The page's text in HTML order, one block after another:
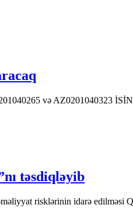
və AZ0201040323 İSİN
təsdiqləyib
risklərinin idarə edilməsi